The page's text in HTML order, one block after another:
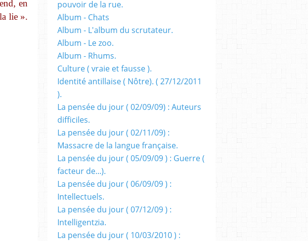
en
lie ».
pouvoir de la rue.
Album - Chats
Album - L'album du scrutateur.
Album - Le zoo.
Album - Rhums.
Culture ( vraie et fausse ).
Identité antillaise ( Nôtre). ( 27/12/2011
).
La pensée du jour ( 02/09/09) : Auteurs
difficiles.
La pensée du jour ( 02/11/09) :
Massacre de la langue française.
La pensée du jour ( 05/09/09 ) : Guerre (
facteur de...).
La pensée du jour ( 06/09/09 ) :
Intellectuels.
La pensée du jour ( 07/12/09 ) :
Intelligentzia.
La pensée du jour ( 10/03/2010 ) :